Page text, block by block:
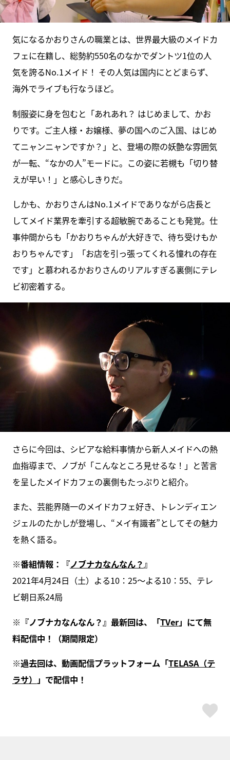
気になるかおりさんの職業とは、世界最大級のメイドカ
フェに在籍し、総勢約550名のなかでダントツ1位の人
気を誇るNo.1メイド！ その人気は国内にとどまらず、
海外でライブも行なうほど。
制服姿に身を包むと「あれあれ？ はじめまして、かお
りです。ご主人様・お嬢様、夢の国へのご入国、はじめ
てニャンニャンですか？」と、登場の際の妖艶な雰囲気
が一転、“なかの人”モードに。この姿に若槻も「切り替
えが早い！」と感心しきりだ。
しかも、かおりさんはNo.1メイドでありながら店長と
してメイド業界を牽引する超敏腕であることも発覚。仕
事仲間からも「かおりちゃんが大好きで、待ち受けもか
おりちゃんです」「お店を引っ張ってくれる憧れの存在
です」と慕われるかおりさんのリアルすぎる裏側にテレ
ビ初密着する。
さらに今回は、シビアな給料事情から新人メイドへの熱
血指導まで、ノブが「こんなところ見せるな！」と苦言
を呈したメイドカフェの裏側もたっぷりと紹介。
また、芸能界随一のメイドカフェ好き、トレンディエン
ジェルのたかしが登場し、“メイ有識者”としてその魅力
を熱く語る。
※番組情報：『ノブナカなんなん？』
2021年4月24日（土）よる10：25～よる10：55、テレ
ビ朝日系24局
※『ノブナカなんなん？』最新回は、「TVer」にて無
料配信中！（期間限定）
※過去回は、動画配信プラットフォーム「TELASA（テ
ラサ） 」で配信中！